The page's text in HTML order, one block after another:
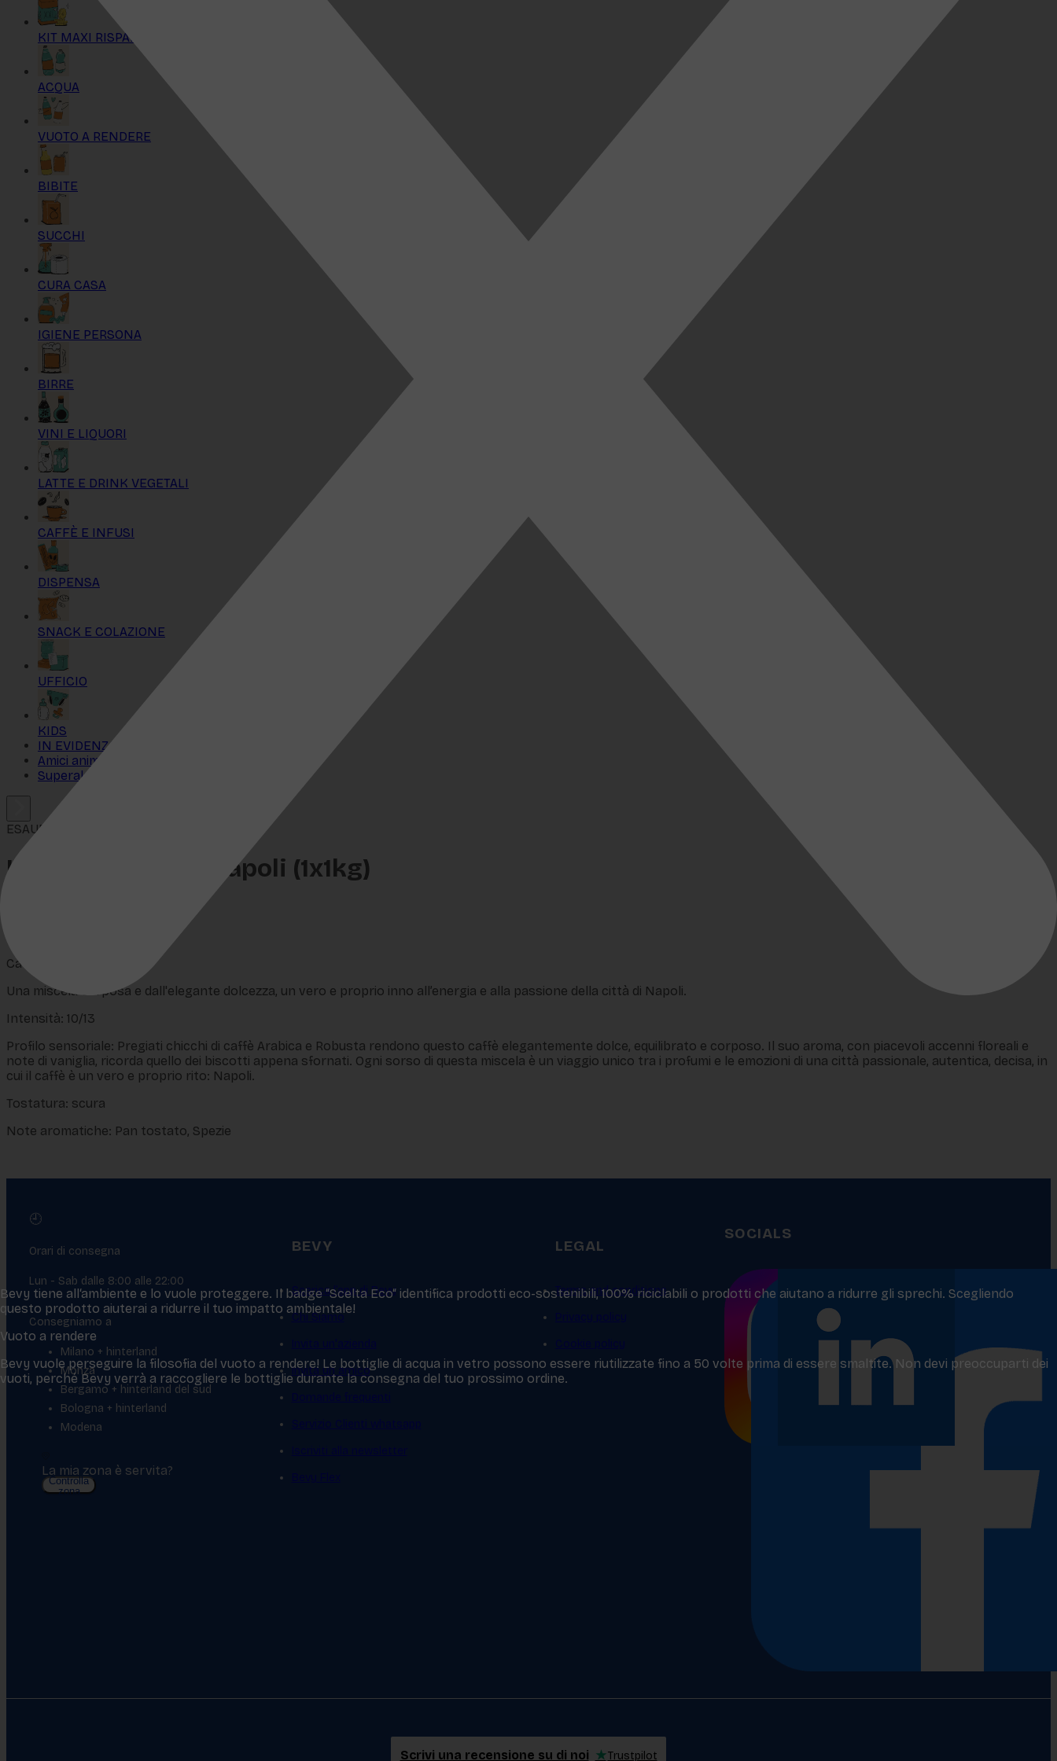
KIT MAXI RISPARMIO
ACQUA
VUOTO A RENDERE
BIBITE
SUCCHI
CURA CASA
IGIENE PERSONA
BIRRE
VINI E LIQUORI
LATTE E DRINK VEGETALI
CAFFÈ E INFUSI
DISPENSA
SNACK E COLAZIONE
UFFICIO
KIDS
IN EVIDENZA
Amici animali
Superalcolici
Bevy tiene all‘ambiente e lo vuole proteggere. Il badge “Scelta Eco“ identifica prodotti eco-sostenibili, 100% riciclabili o prodotti che aiutano a ridurre gli sprechi. Scegliendo
questo prodotto aiuterai a ridurre il tuo impatto ambientale!
Vuoto a rendere
Bevy vuole perseguire la filosofia del vuoto a rendere! Le bottiglie di acqua in vetro possono essere riutilizzate fino a 50 volte prima di essere smaltite. Non devi preoccuparti dei
vuoti, perché Bevy verrà a raccogliere le bottiglie durante la consegna del tuo prossimo ordine.
ESAURITO
Kimbo Espresso Napoli (1x1kg)
Caffè in grani
Una miscela corposa e dall'elegante dolcezza, un vero e proprio inno all’energia e alla passione della città di Napoli.
Intensità: 10/13
Profilo sensoriale: Pregiati chicchi di caffè Arabica e Robusta rendono questo caffè elegantemente dolce, equilibrato e corposo. Il suo aroma, con piacevoli accenni floreali e
note di vaniglia, ricorda quello dei biscotti appena sfornati. Ogni sorso di questa miscela è un viaggio unico tra i profumi e le emozioni di una città passionale, autentica, decisa, in
cui il caffè è un vero e proprio rito: Napoli.
Tostatura: scura
Note aromatiche: Pan tostato, Spezie
🕘
Orari di consegna
Lun - Sab dalle 8:00 alle 22:00
Consegniamo a
Milano + hinterland
Monza
Bergamo + hinterland del sud
Bologna + hinterland
Modena
La mia zona è servita?
Controlla
zona
BEVY
Scarica l’app di Bevy
Chi Siamo
Invita un amico
LEGAL
Terms and conditions
SOCIALS
Scrivi una recensione su di noi ★Trustpilot